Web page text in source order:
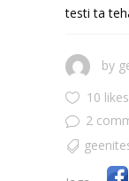
testi ta
by
10 likes
2